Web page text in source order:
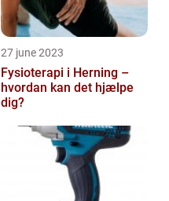
27 june 2023
Fysioterapi i Herning –
hvordan kan det hjælpe
dig?